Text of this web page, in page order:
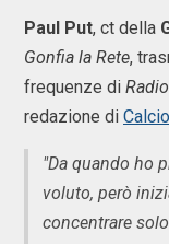
Paul Put, ct della
Gonfia la Rete,
frequenze di
redazione di
"Da quando ho
voluto, però
concentrare